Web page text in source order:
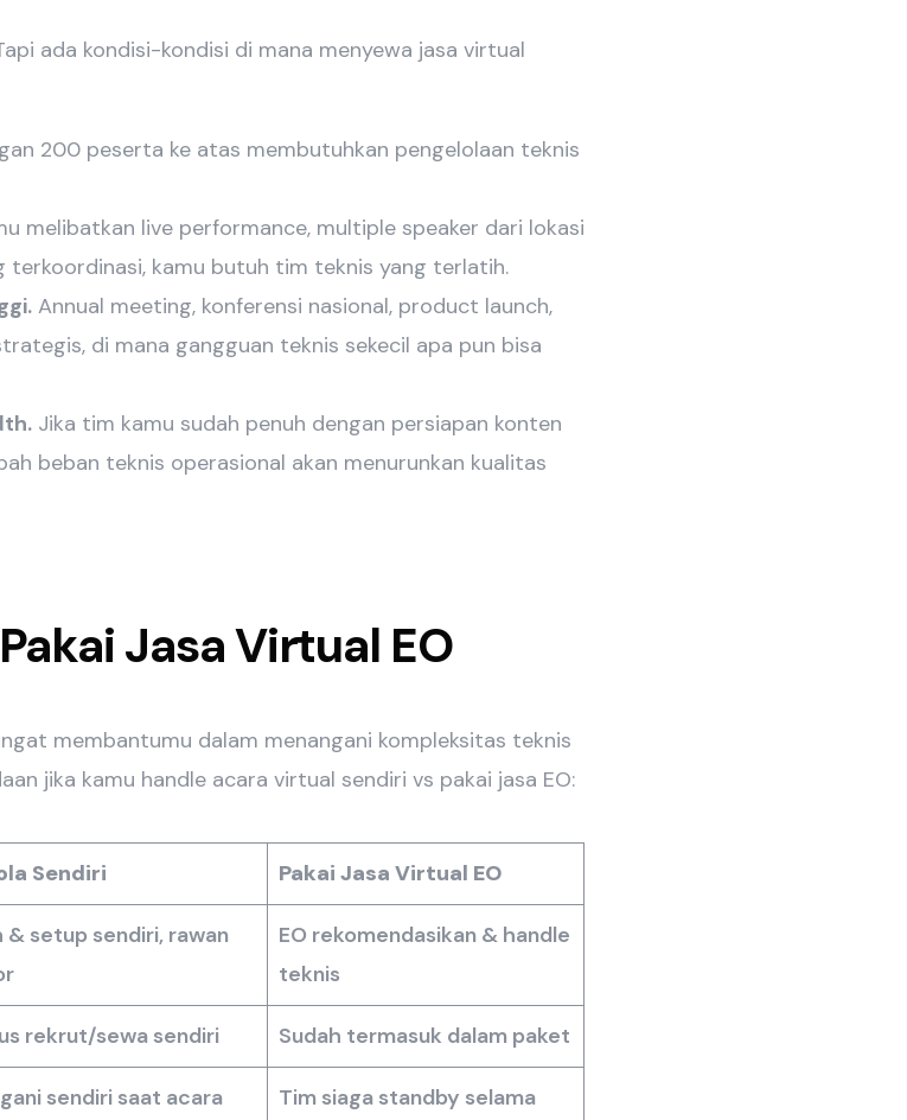
ada kondisi-kondisi di mana menyewa jasa virtual
200 peserta ke atas membutuhkan pengelolaan teknis
melibatkan live performance, multiple speaker dari lokasi
terkoordinasi, kamu butuh tim teknis yang terlatih.
Annual meeting, konferensi nasional, product launch,
di mana gangguan teknis sekecil apa pun bisa
Jika tim kamu sudah penuh dengan persiapan konten
beban teknis operasional akan menurunkan kualitas
Jasa Virtual EO
membantumu dalam menangani kompleksitas teknis
jika kamu handle acara virtual sendiri vs pakai jasa EO:
Sendiri Pakai Jasa Virtual EO
& setup sendiri, rawan
EO rekomendasikan & handle
teknis
rekrut/sewa sendiri Sudah termasuk dalam paket
sendiri saat acara
Tim siaga standby selama